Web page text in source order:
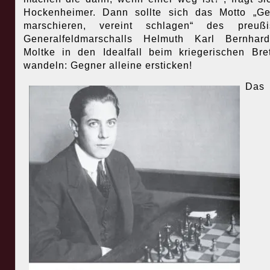
Hockenheimer. Dann sollte sich das Motto
marschieren, vereint schlagen“ des
Generalfeldmarschalls Helmuth Karl
Moltke in den Idealfall beim kriegerischen
wandeln: Gegner alleine ersticken!
Das